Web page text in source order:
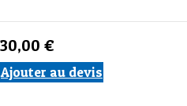
30,00 €
Ajouter au devis